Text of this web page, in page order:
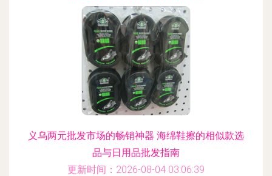
义乌两元批发市场的畅销神器 海绵鞋擦的相似款选
品与日用品批发指南
更新时间：2026-08-04 03:06:39